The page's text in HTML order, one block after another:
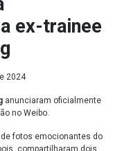
ex-trainee
2024
anunciaram oficialmente
no Weibo.
fotos emocionantes do
compartilharam dois